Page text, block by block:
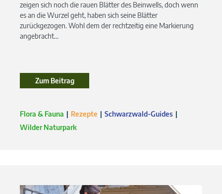
zeigen sich noch die rauen Blätter des Beinwells, doch wenn
es an die Wurzel geht, haben sich seine Blätter
zurückgezogen. Wohl dem der rechtzeitig eine Markierung
angebracht...
Zum Beitrag
Flora & Fauna Rezepte
Schwarzwald-Guides
Wilder Naturpark